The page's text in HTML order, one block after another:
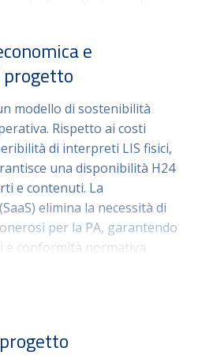
Act (CRA) per garantire
la protezione dei
risiede nell’aver addestrato
ma su casistiche reali
ai comuni traduttori
realistici o video-
standard degli strumenti di
un obbligo
d’uso fluida, moderna e
e
modello di sostenibilità
Rispetto ai costi
di interpreti LIS fisici,
una disponibilità H24
e contenuti. La
elimina la necessità di
per la PA, garantendo
e conformità normativa
vista organizzativo,
minimo: l’app non
delle pratiche e gli errori di
dei tempi di